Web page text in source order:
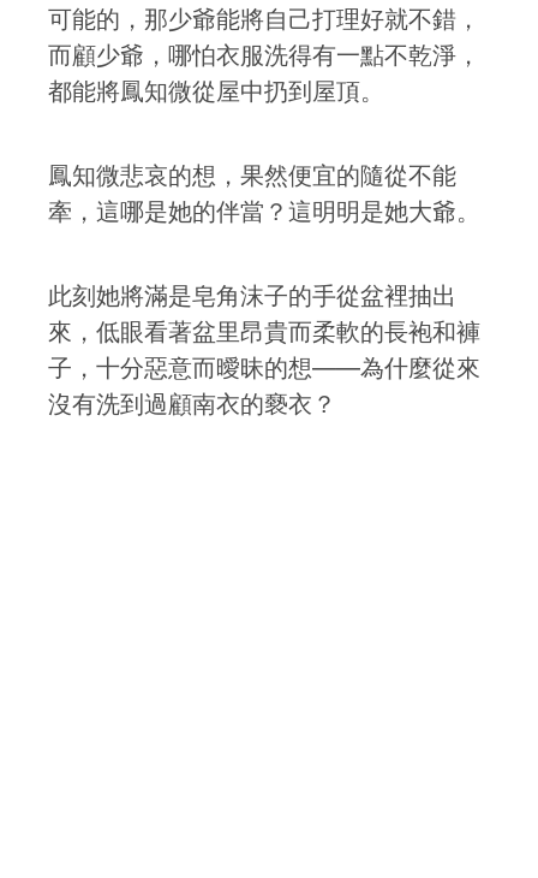
可能的，那少爺能將自己打理好就不錯，
而顧少爺，哪怕衣服洗得有一點不乾淨，
都能將鳳知微從屋中扔到屋頂。
鳳知微悲哀的想，果然便宜的隨從不能
牽，這哪是她的伴當？這明明是她大爺。
此刻她將滿是皂角沫子的手從盆裡抽出
來，低眼看著盆里昂貴而柔軟的長袍和褲
子，十分惡意而曖昧的想——為什麼從來
沒有洗到過顧南衣的褻衣？